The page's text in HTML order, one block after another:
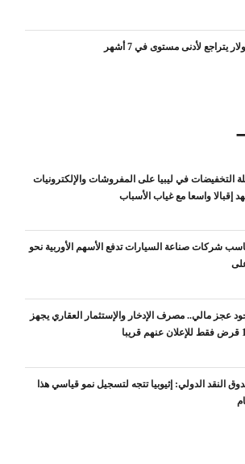
يتراجع لأدنى مستوى في 7 أشهر
التخفيضات في ليبيا على المفروشات والإلكترونيات
إقبالا واسعا مع غياب الأسباب
شركات صناعة السيارات تدفع الأسهم الأوربية نحو
عجز مالي.. مصرف الإدخار والإستثمار العقاري يجهز
النقد الدولي: إثيوبيا تتجه لتسجيل نمو قياسي هذا